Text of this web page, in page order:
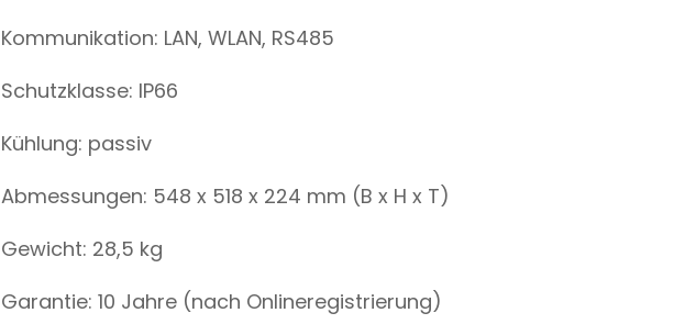
Kommunikation: LAN, WLAN, RS485
Schutzklasse: IP66
Kühlung: passiv
Abmessungen: 548 x 518 x 224 mm (B x H x T)
Gewicht: 28,5 kg
Garantie: 10 Jahre (nach Onlineregistrierung)